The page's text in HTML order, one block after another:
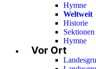
Hymne
Weltweit
Historie
Sektionen
Hymne
Vor Ort